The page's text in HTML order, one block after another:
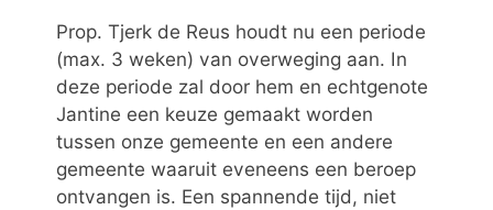
Prop. Tjerk de Reus houdt nu een periode
(max. 3 weken) van overweging aan. In
deze periode zal door hem en echtgenote
Jantine een keuze gemaakt worden
tussen onze gemeente en een andere
gemeente waaruit eveneens een beroep
ontvangen is. Een spannende tijd, niet